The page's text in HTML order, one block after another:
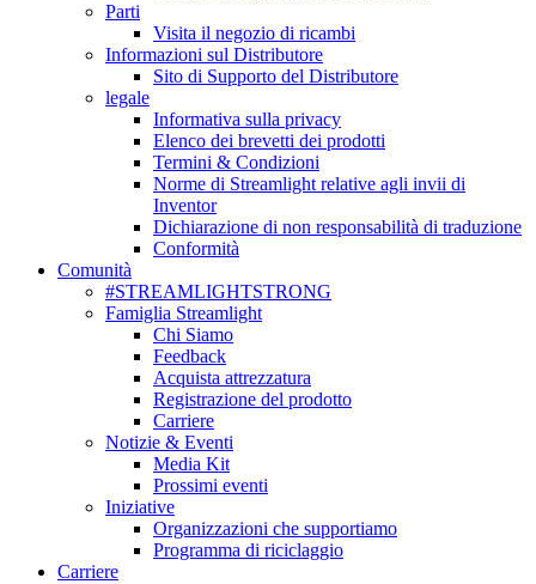
Parti
Visita il negozio di ricambi
Informazioni sul Distributore
Sito di Supporto del Distributore
legale
Informativa sulla privacy
Elenco dei brevetti dei prodotti
Termini & Condizioni
Norme di Streamlight relative agli invii di
Inventor
Dichiarazione di non responsabilità di traduzione
Conformità
Comunità
#STREAMLIGHTSTRONG
Famiglia Streamlight
Chi Siamo
Feedback
Acquista attrezzatura
Registrazione del prodotto
Carriere
Notizie & Eventi
Media Kit
Prossimi eventi
Iniziative
Organizzazioni che supportiamo
Programma di riciclaggio
Carriere